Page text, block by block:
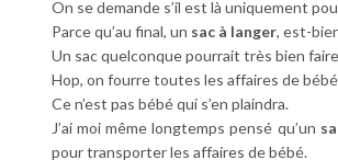
On se demande s’il est là uniquement
Parce qu’au final, un sac à langer, est-
Un sac quelconque pourrait très bien faire
Hop, on fourre toutes les affaires de
Ce n’est pas bébé qui s’en plaindra.
J’ai moi même longtemps pensé qu’un
pour transporter les affaires de bébé.